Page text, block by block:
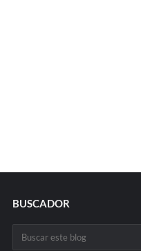
BUSCADOR